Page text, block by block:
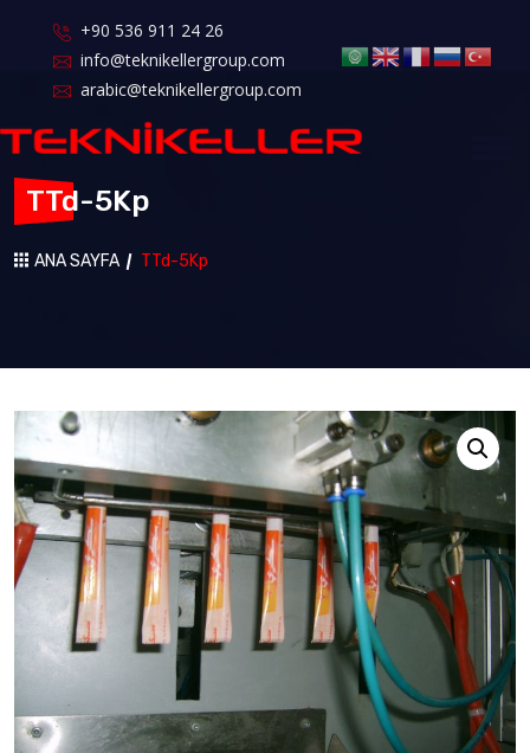
+90 536 911 24 26
info@teknikellergroup.com
arabic@teknikellergroup.com
TTd-5Kp
ANA SAYFA TTd-5Kp